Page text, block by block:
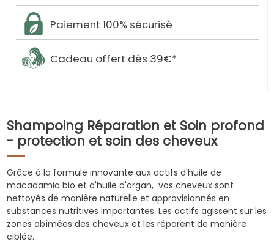
Paiement 100% sécurisé
Cadeau offert dès 39€*
Shampoing Réparation et Soin profond
- protection et soin des cheveux
Grâce à la formule innovante aux actifs d'huile de
macadamia bio et d'huile d'argan, vos cheveux sont
nettoyés de manière naturelle et approvisionnés en
substances nutritives importantes. Les actifs agissent sur les
zones abîmées des cheveux et les réparent de manière
ciblée.